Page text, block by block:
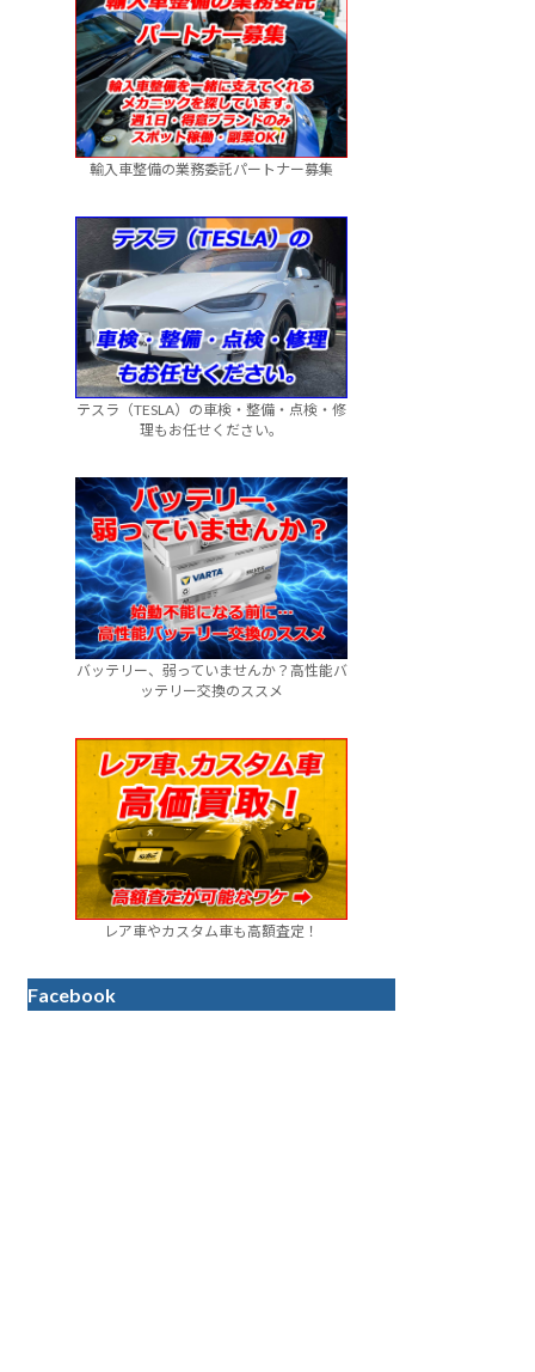
輸入車整備の業務委託パートナー募集
テスラ（TESLA）の車検・整備・点検・修
理もお任せください。
バッテリー、弱っていませんか？高性能バ
ッテリー交換のススメ
レア車やカスタム車も高額査定！
Facebook